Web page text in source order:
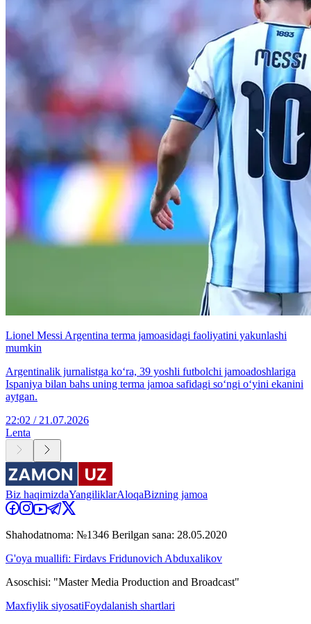
Lionel Messi Argentina terma jamoasidagi faoliyatini yakunlashi
mumkin
Argentinalik jurnalistga ko‘ra, 39 yoshli futbolchi jamoadoshlariga
Ispaniya bilan bahs uning terma jamoa safidagi so‘ngi o‘yini ekanini
aytgan.
22:02 / 21.07.2026
Lenta
Biz haqimizdaYangiliklarAloqaBizning jamoa
Shahodatnoma: №1346 Berilgan sana: 28.05.2020
G'oya muallifi: Firdavs Fridunovich Abduxalikov
Asoschisi: "Master Media Production and Broadcast"
Maxfiylik siyosatiFoydalanish shartlari